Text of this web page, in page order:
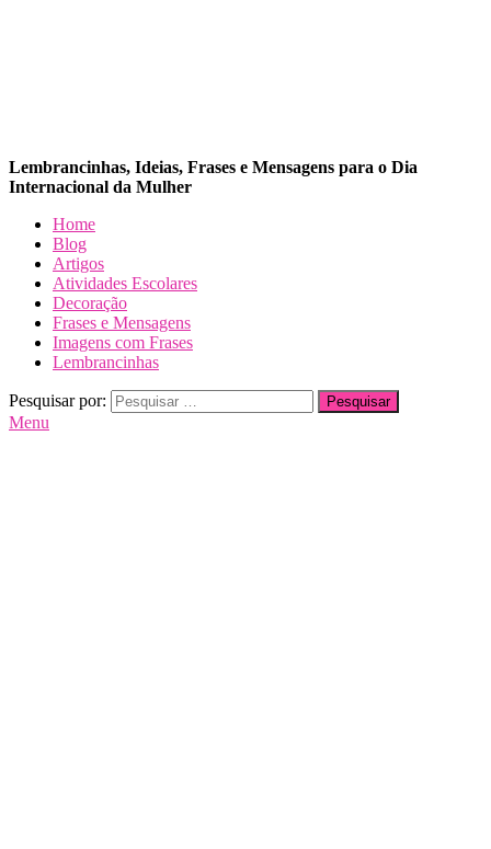
Dia da Mulher
Lembrancinhas, Ideias, Frases e Mensagens para o Dia
Internacional da Mulher
Dia da Mulher
Dia da Mulher
Home
Blog
Artigos
Atividades Escolares
Decoração
Frases e Mensagens
Imagens com Frases
Lembrancinhas
Pesquisar por:
Menu